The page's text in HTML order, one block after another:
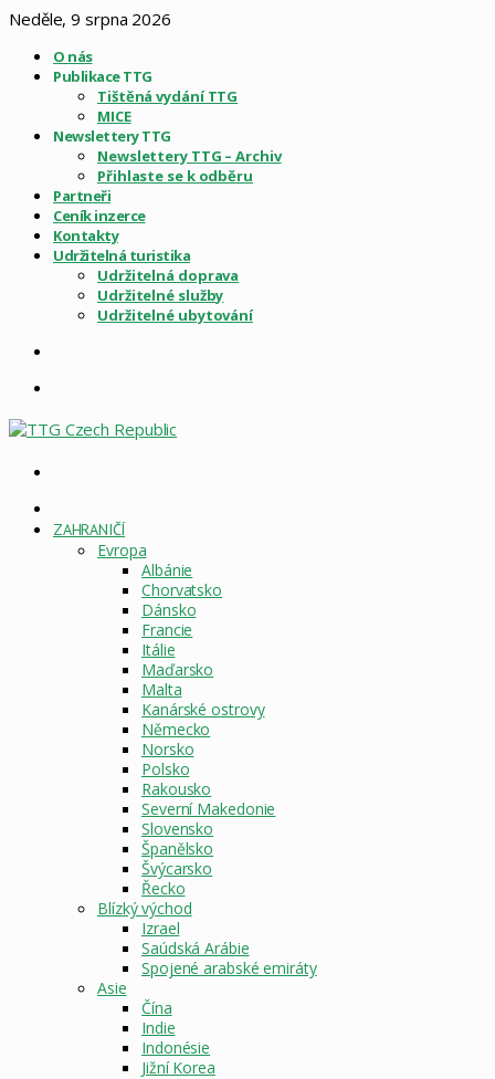
Neděle, 9 srpna 2026
O nás
Publikace TTG
Tištěná vydání TTG
MICE
Newslettery TTG
Newslettery TTG – Archiv
Přihlaste se k odběru
Partneři
Ceník inzerce
Kontakty
Udržitelná turistika
Udržitelná doprava
Udržitelné služby
Udržitelné ubytování
STRÁNKA
ZAHRANIČÍ
Evropa
Albánie
Chorvatsko
Dánsko
Francie
Itálie
Maďarsko
Malta
Kanárské ostrovy
Německo
Norsko
Polsko
Rakousko
Severní Makedonie
Slovensko
Španělsko
Švýcarsko
Řecko
Blízký východ
Izrael
Saúdská Arábie
Spojené arabské emiráty
Asie
Čína
Indie
Indonésie
Jižní Korea